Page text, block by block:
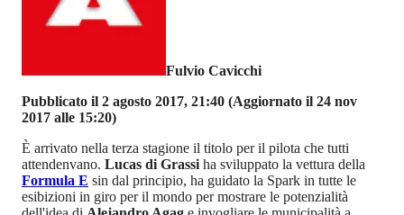
Fulvio Cavicchi
Pubblicato il 2 agosto 2017, 21:40 (Aggiornato il 24 nov
2017 alle 15:20)
È arrivato nella terza stagione il titolo per il pilota che tutti
attendenvano. Lucas di Grassi ha sviluppato la vettura della
Formula E sin dal principio, ha guidato la Spark in tutte le
esibizioni in giro per il mondo per mostrare le potenzialità